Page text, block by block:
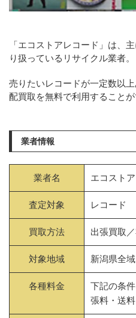
「エコストアレコード」は、
り扱っているリサイクル業者。
売りたいレコードが一定数以
配買取を無料で利用することが
業者情報
業者名 エコスト
査定対象 レコード
買取方法 出張買取
対象地域 新潟県全
各種料金
下記の条
張料・送